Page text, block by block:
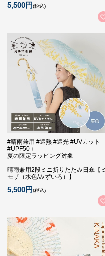
5,500円(税込)
#晴雨兼用 #遮熱 #遮光 #UVカット
#UPF50＋
夏の限定ラッピング対象
晴雨兼用2段ミニ折りたたみ日傘【ミ
モザ（水色/みずいろ）】
5,500円(税込)